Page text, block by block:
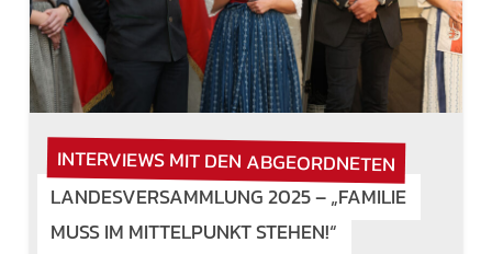
INTERVIEWS MIT DEN ABGEORDNETEN
LANDESVERSAMMLUNG 2025 – „FAMILIE
MUSS IM MITTELPUNKT STEHEN!“